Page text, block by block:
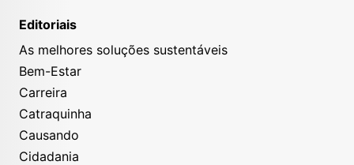
Editoriais
As melhores soluções sustentáveis
Bem-Estar
Carreira
Catraquinha
Causando
Cidadania